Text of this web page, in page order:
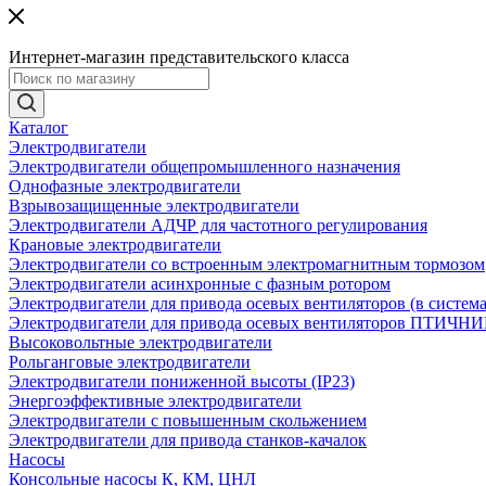
Интернет-магазин представительского класса
Каталог
Электродвигатели
Электродвигатели общепромышленного назначения
Однофазные электродвигатели
Взрывозащищенные электродвигатели
Электродвигатели АДЧР для частотного регулирования
Крановые электродвигатели
Электродвигатели со встроенным электромагнитным тормозом
Электродвигатели асинхронные с фазным ротором
Электродвигатели для привода осевых вентиляторов (в
Электродвигатели для привода осевых вентиляторов
Высоковольтные электродвигатели
Рольганговые электродвигатели
Электродвигатели пониженной высоты (IP23)
Энергоэффективные электродвигатели
Электродвигатели с повышенным скольжением
Электродвигатели для привода станков-качалок
Насосы
Консольные насосы К, КМ, ЦНЛ